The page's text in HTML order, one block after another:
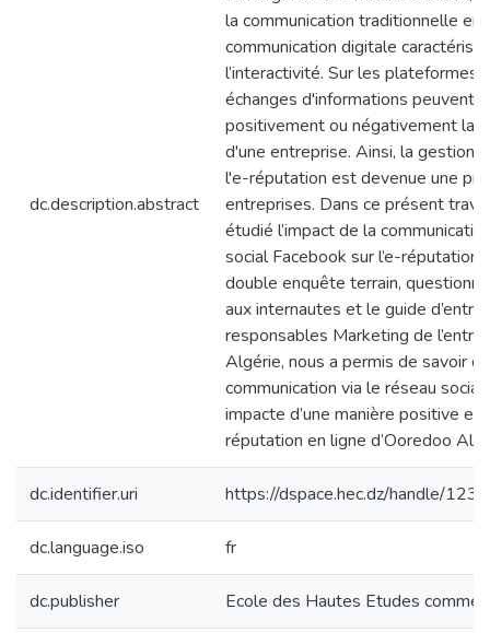
dc.description.abstract
la communication traditionnelle en
communication digitale
l’interactivité. Sur les plateformes
échanges d'informations peuvent
positivement ou négativement la
d'une entreprise. Ainsi, la gestion
l'e-réputation est devenue une
entreprises. Dans ce présent
étudié l’impact de la
social Facebook sur l’e-
double enquête terrain,
aux internautes et le guide
responsables Marketing de
Algérie, nous a permis de savoir
communication via le réseau social
impacte d’une manière positive et
réputation en ligne d’Ooredoo
dc.identifier.uri https://dspace.hec.dz/handle/
dc.language.iso fr
dc.publisher Ecole des Hautes Etudes